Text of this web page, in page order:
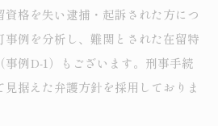
資格を失い逮捕・起訴された方につ
事例を分析し、難関とされた在留特
例D-1）もございます。刑事手続
見据えた弁護方針を採用しておりま